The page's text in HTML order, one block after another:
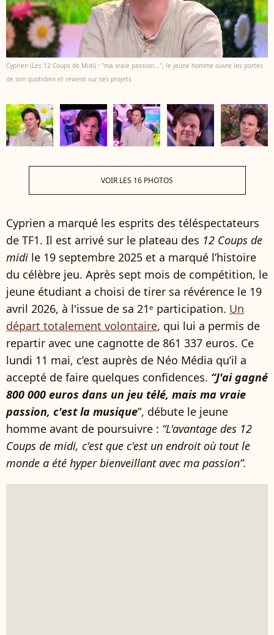
Cyprien (Les 12 Coups de Midi) : "ma vraie passion...", le jeune homme ouvre les portes
de son quotidien et revient sur ses projets
VOIR LES 16 PHOTOS
Cyprien a marqué les esprits des téléspectateurs
de TF1. Il est arrivé sur le plateau des 12 Coups de
midi le 19 septembre 2025 et a marqué l’histoire
du célèbre jeu. Après sept mois de compétition, le
jeune étudiant a choisi de tirer sa révérence le 19
avril 2026, à l'issue de sa 21ᵉ participation. Un
départ totalement volontaire, qui lui a permis de
repartir avec une cagnotte de 861 337 euros. Ce
lundi 11 mai, c’est auprès de Néo Média qu’il a
accepté de faire quelques confidences. “J'ai gagné
800 000 euros dans un jeu télé, mais ma vraie
passion, c'est la musique”, débute le jeune
homme avant de poursuivre : “L'avantage des 12
Coups de midi, c'est que c'est un endroit où tout le
monde a été hyper bienveillant avec ma passion”.